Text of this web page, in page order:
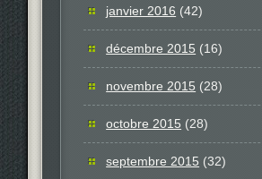
janvier 2016 (42)
décembre 2015 (16)
novembre 2015 (28)
octobre 2015 (28)
septembre 2015 (32)